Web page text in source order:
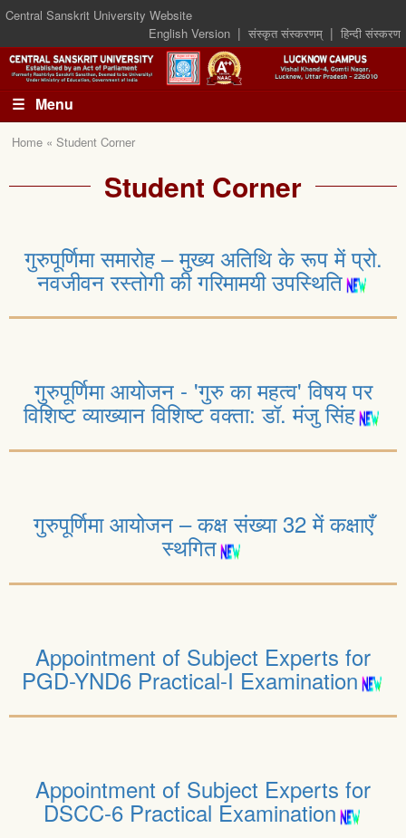
Central Sanskrit University Website
English Version | संस्कृत संस्करणम् | हिन्दी संस्करण
☰ Menu
Home « Student Corner
Student Corner
गुरुपूर्णिमा समारोह – मुख्य अतिथि के रूप में प्रो.
नवजीवन रस्तोगी की गरिमामयी उपस्थिति
गुरुपूर्णिमा आयोजन - 'गुरु का महत्व' विषय पर
विशिष्ट व्याख्यान विशिष्ट वक्ता: डॉ. मंजु सिंह
गुरुपूर्णिमा आयोजन – कक्ष संख्या 32 में कक्षाएँ
स्थगित
Appointment of Subject Experts for
PGD-YND6 Practical-I Examination
Appointment of Subject Experts for
DSCC-6 Practical Examination